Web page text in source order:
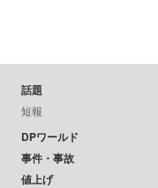
話題
短報
DPワールド
事件・事故
値上げ